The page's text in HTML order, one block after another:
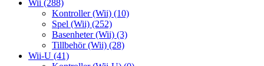
Wii (288)
Kontroller (Wii) (10)
Spel (Wii) (252)
Basenheter (Wii) (3)
Tillbehör (Wii) (28)
Wii-U (41)